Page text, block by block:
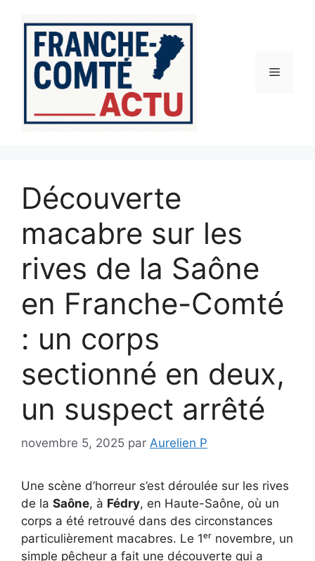
contenu
Menu
Découverte
macabre sur les
rives de la Saône
en Franche-Comté
: un corps
sectionné en deux,
un suspect arrêté
novembre 5, 2025 par Aurelien P
Une scène d’horreur s’est déroulée sur les rives
de la Saône, à Fédry, en Haute-Saône, où un
corps a été retrouvé dans des circonstances
particulièrement macabres. Le 1ᵉʳ novembre, un
simple pêcheur a fait une découverte qui a